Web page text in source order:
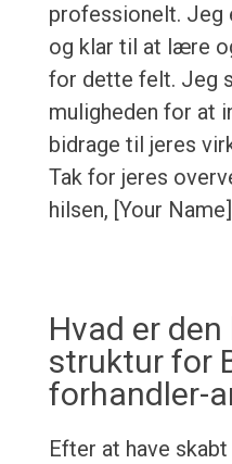
professionelt. Jeg
og klar til at lære
for dette felt. Jeg
muligheden for at
bidrage til jeres
Tak for jeres
hilsen, [Your Name]
Hvad er
struktur for
forhandler-
Efter at have